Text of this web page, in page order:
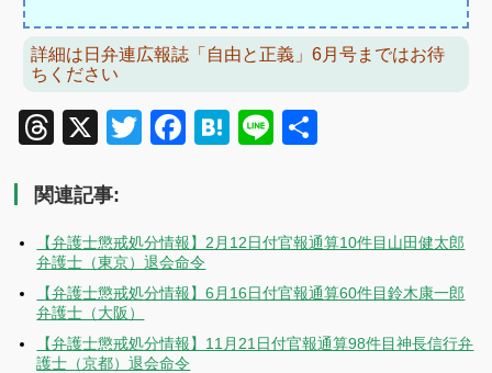
詳細は日弁連広報誌「自由と正義」6月号まではお待
ちください
Threads
X TwitterFacebook
Hatena
Line
関連記事:
【弁護士懲戒処分情報】2月12日付官報通算10件目山田健太郎
弁護士（東京）退会命令
【弁護士懲戒処分情報】6月16日付官報通算60件目鈴木康一郎
弁護士（大阪）
【弁護士懲戒処分情報】11月21日付官報通算98件目神長信行弁
護士（京都）退会命令